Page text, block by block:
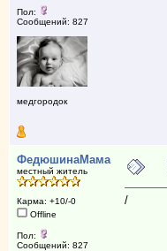
Пол:
Сообщений: 827
медгородок
ФедюшинаМама
местный житель
Карма: +10/-0
Offline
Пол:
Сообщений: 827
/